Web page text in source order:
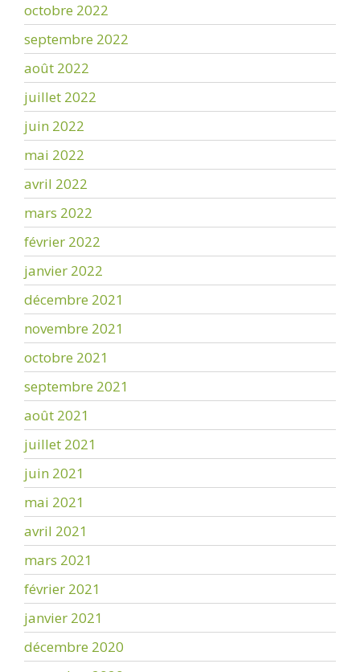
octobre 2022
septembre 2022
août 2022
juillet 2022
juin 2022
mai 2022
avril 2022
mars 2022
février 2022
janvier 2022
décembre 2021
novembre 2021
octobre 2021
septembre 2021
août 2021
juillet 2021
juin 2021
mai 2021
avril 2021
mars 2021
février 2021
janvier 2021
décembre 2020